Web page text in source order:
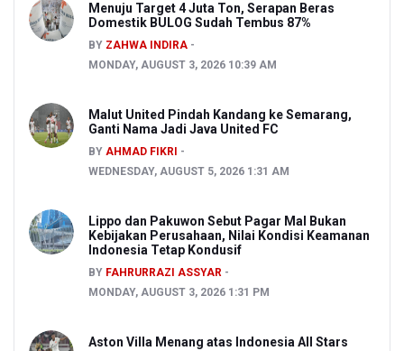
Menuju Target 4 Juta Ton, Serapan Beras
Domestik BULOG Sudah Tembus 87%
BY ZAHWA INDIRA
MONDAY, AUGUST 3, 2026 10:39 AM
Malut United Pindah Kandang ke Semarang,
Ganti Nama Jadi Java United FC
BY AHMAD FIKRI
WEDNESDAY, AUGUST 5, 2026 1:31 AM
Lippo dan Pakuwon Sebut Pagar Mal Bukan
Kebijakan Perusahaan, Nilai Kondisi Keamanan
Indonesia Tetap Kondusif
BY FAHRURRAZI ASSYAR
MONDAY, AUGUST 3, 2026 1:31 PM
Aston Villa Menang atas Indonesia All Stars